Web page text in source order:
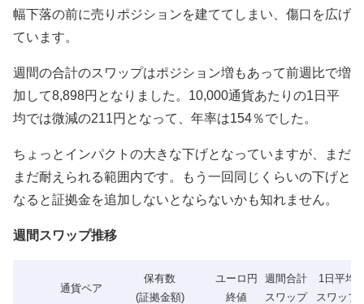
幅下落の前に売りポジションを建ててしまい、傷口を広げ
ています。
週間の合計のスワップはポジション増もあって前週比で増
加して8,898円となりました。10,000通貨あたりの1日平
均では微減の211円となって、年率は154％でした。
ちょっとインパクトの大きな下げとなっていますが、まだ
まだ耐えられる範囲内です。もう一回同じくらいの下げと
なると証拠金を追加しないとならないかも知れません。
週間スワップ推移
通貨ペア
保有数
(証拠金額)
ユーロ円
終値
週間合計
スワップ
1日平均
スワップ